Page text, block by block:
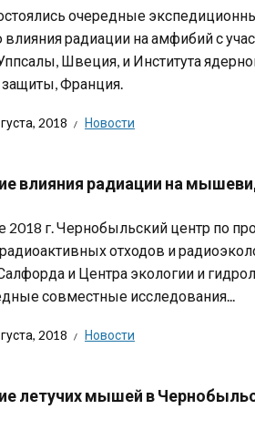
очередные
радиации на амфибий с
Швеция, и Института
Франция.
2018 Новости
влияния радиации на
2018 г. Чернобыльский центр по
отходов и
и Центра экологии и
совместные исследования...
2018 Новости
летучих мышей в